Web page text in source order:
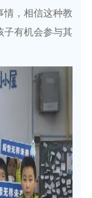
情，相信这种教
子有机会参与其